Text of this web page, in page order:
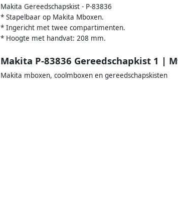
Makita Gereedschapskist - P-83836
* Stapelbaar op Makita Mboxen.
* Ingericht met twee compartimenten.
* Hoogte met handvat: 208 mm.
Makita P-83836 Gereedschapkist 1 |
Makita mboxen, coolmboxen en gereedschapskisten